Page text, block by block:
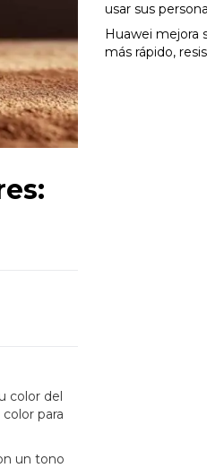
color del
para
un tono
usar sus
Huawei mejora
más rápido,